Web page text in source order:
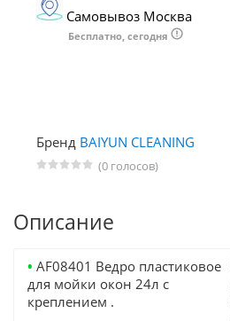
Самовывоз Москва
Бесплатно, сегодня
Бренд BAIYUN CLEANING
(0 голосов)
Описание
• AF08401 Ведро пластиковое
для мойки окон 24л с
креплением .